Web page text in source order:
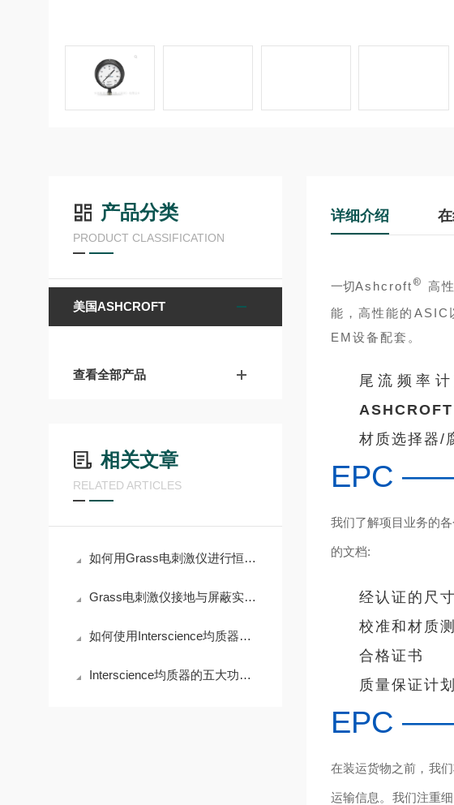
产品分类
PRODUCT CLASSIFICATION
美国ASHCROFT
查看全部产品
相关文章
RELATED ARTICLES
如何用Grass电刺激仪进行恒流/恒压刺激？
Grass电刺激仪接地与屏蔽实操技巧
如何使用Interscience均质器优化样品处理？
Interscience均质器的五大功能及其操作技巧
详细介绍
一切Ashcroft ® 高
能，高性能的ASIC
EM设备配套。
尾流频率
ASHCROFT
材质选择器/
EPC
我们了解项目业务的
的文档:
经认证的尺
校准和材质
合格证书
质量保证计
EPC
在装运货物之前，我
运输信息。我们注重